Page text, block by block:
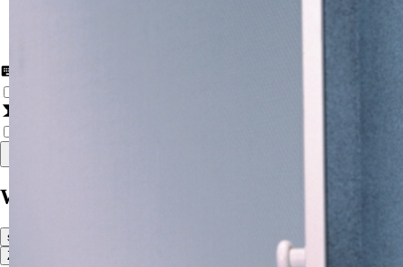
Minimiert bewegte Inhalte und Übergänge für
Warenkorb Vorschau
schließen
Zum Warenkorb